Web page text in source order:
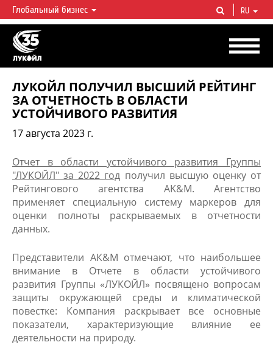
ЛУКОЙЛ СЕГОДНЯ
ЛУКОЙЛ — одна из крупнейших вертикально интегрированных
нефтегазовых компаний в мире, на долю которой приходится более 2%
мировой добычи нефти и около 1% доказанных запасов углеводородов.
Глобальный бизнес RU
ЛУКОЙЛ ПОЛУЧИЛ ВЫСШИЙ РЕЙТИНГ
ЗА ОТЧЕТНОСТЬ В ОБЛАСТИ
УСТОЙЧИВОГО РАЗВИТИЯ
17 августа 2023 г.
Отчет в области устойчивого развития Группы
"ЛУКОЙЛ" за 2022 год​ получил высшую оценку от
Рейтингового агентства AK&M. Агентство
применяет специальную систему маркеров для
оценки полноты раскрываемых в отчетности
данных.
Представители АК&М отмечают, что наибольшее
внимание в Отчете в области устойчивого
развития Группы «ЛУКОЙЛ» посвящено вопросам
защиты окружающей среды и климатической
повестке: Компания раскрывает все основные
показатели, характеризующие влияние ее
деятельности на природу.